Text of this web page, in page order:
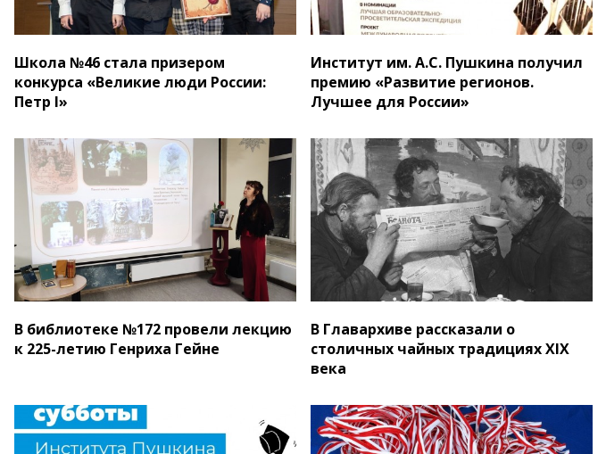
Школа №46 стала призером
конкурса «Великие люди России:
Петр I»
Институт им. А.С. Пушкина получил
премию «Развитие регионов.
Лучшее для России»
В библиотеке №172 провели лекцию
к 225-летию Генриха Гейне
В Главархиве рассказали о
столичных чайных традициях XIX
века